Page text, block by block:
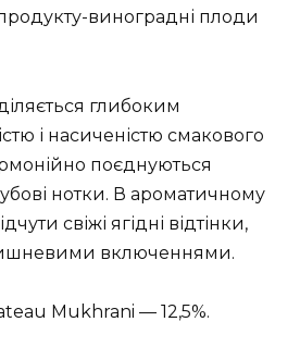
виноградні плоди
глибоким
і насиченістю смакового
поєднуються
нотки. В ароматичному
свіжі ягідні відтінки,
включеннями.
Mukhrani — 12,5%.